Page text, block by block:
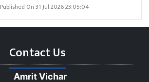
Published On 31 Jul 2026 23:05:04
Contact Us
Amrit Vichar